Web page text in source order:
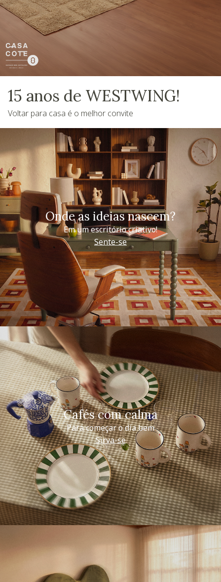
15 anos de WESTWING!
Voltar para casa é o melhor convite
Onde as ideias nascem?
Em um escritório criativo!
Sente-se
Cafés com calma
Para começar o dia bem
Sirva-se